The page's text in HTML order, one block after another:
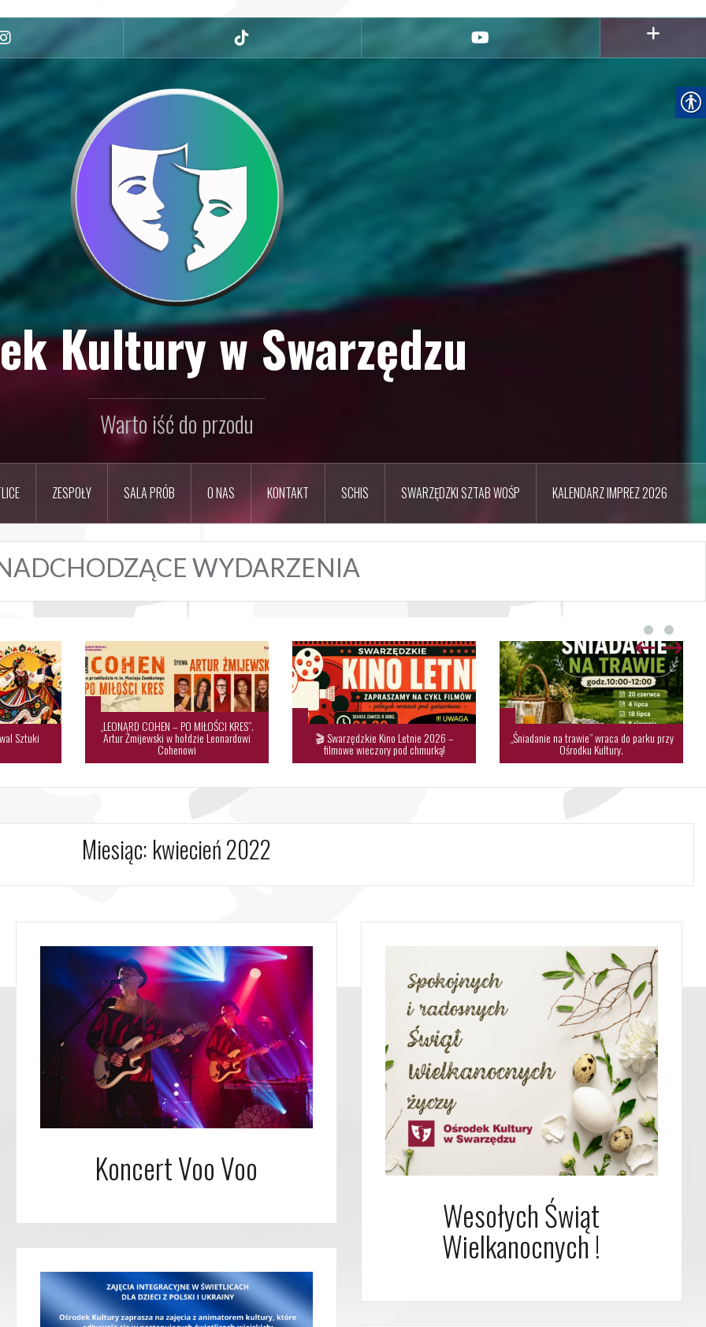
tiktok
Kultury w Swarzędzu
Warto iść do przodu
ZESPOŁY SALA PRÓB O NAS KONTAKT SCHIS SWARZĘDZKI SZTAB WOŚP KALENDARZ IMPREZ 2026
WYDARZENIA
Sztuki
„LEONARD COHEN – PO MIŁOŚCI KRES”.
Artur Żmijewski w hołdzie Leonardowi
Cohenowi
🎬 Swarzędzkie Kino Letnie 2026 –
filmowe wieczory pod chmurką!
„Śniadanie na trawie” wraca do parku przy
Ośrodku Kultury.
Miesiąc: kwiecień 2022
Koncert Voo Voo
Wesołych Świąt
Wielkanocnych !